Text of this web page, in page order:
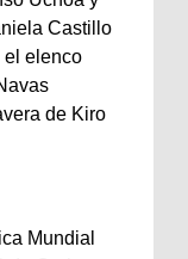
Castillo
el elenco
de Kiro
Mundial